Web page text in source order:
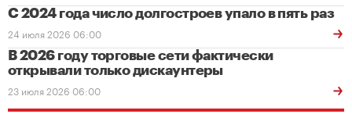
С 2024 года число долгостроев упало в пять раз
24 июля 2026 06:00
В 2026 году торговые сети фактически
открывали только дискаунтеры
23 июля 2026 06:00